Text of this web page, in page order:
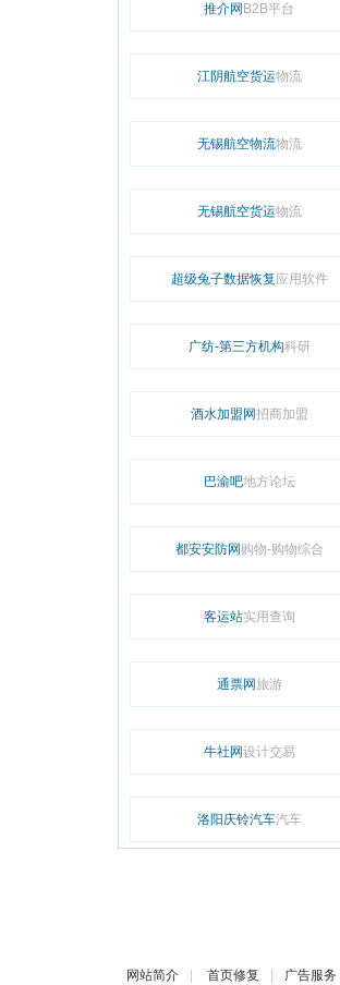
推介网 B2B平台
江阴航空货运物流
无锡航空物流物流
无锡航空货运物流
超级兔子数据恢复 应用软件
广纺-第三方机构科研
酒水加盟网招商加盟
巴渝吧地方论坛
都安安防网 购物-购物综合
客运站实用查询
通票网旅游
牛社网设计交易
洛阳庆铃汽车汽车
网站简介 首页修复 广告服务